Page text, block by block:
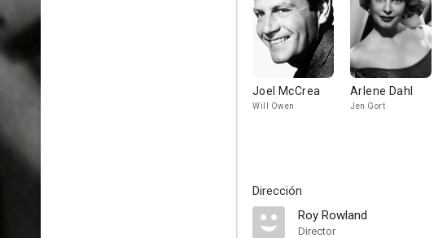
Joel McCrea
Will Owen
Arlene Dahl
Jen Gort
Dirección
Roy Rowland
Director